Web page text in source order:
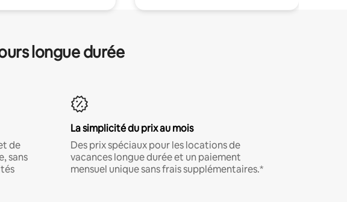
longue durée
de
sans
La simplicité du prix au mois
Des prix spéciaux pour les locations de
vacances longue durée et un paiement
mensuel unique sans frais supplémentaires.*